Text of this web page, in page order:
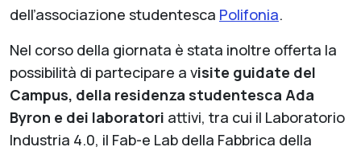
dell’associazione studentesca Polifonia.
Nel corso della giornata è stata inoltre offerta la
possibilità di partecipare a visite guidate del
Campus, della residenza studentesca Ada
Byron e dei laboratori attivi, tra cui il Laboratorio
Industria 4.0, il Fab-e Lab della Fabbrica della